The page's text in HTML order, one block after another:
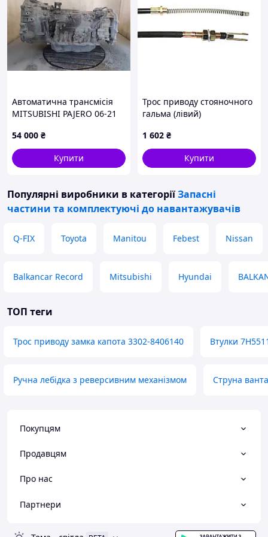
Автоматична трансмісія
MITSUBISHI PAJERO 06-21
54 000 ₴
Купити
Трос приводу стояночного
гальма (лівий)
47503-16600-71
1 602 ₴
Купити
Популярні виробники в категоріїЗапасні
частини та комплектуючі до навантажувачів
Q-FIX Toyota Manitou Febest Nissan
Balkancar Record Mitsubishi Hyundai
ТОП теги
Трос приводу замка капота 3302-8406140 Втулки
Ручна лебідка з реверсивним механізмом Струна
Покупцям
Продавцям
Про нас
Партнери